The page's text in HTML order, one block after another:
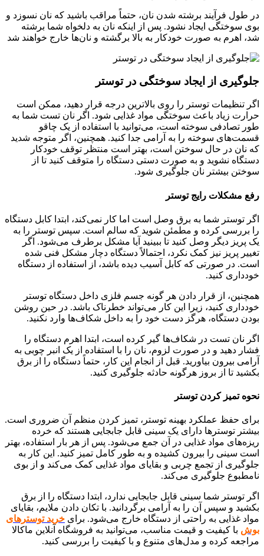
در طول فرآیند برشته شدن نان، حتماً مراقب باشید که نان نسوزد و
بوی سوختگی ایجاد نشود. پس از اینکه نان به دلخواه شما برشته
شد، اهرم به صورت خودکار به بالا برگشته و نان‌ها خارج خواهند شد
جلوگیری از ایجاد سوختگی در توستر
اگر تنظیمات توستر را روی بالاترین درجه قرار دهید، ممکن است
حرارت زیاد باعث سوختگی مواد غذایی شود. اگر نان تست شما به
طور تصادفی سوخته است، می‌توانید با استفاده از یک چاقو
قسمت‌های سوخته را به آرامی جدا کنید. همچنین، اگر متوجه شدید
که نان در حال سوختن است، بهتر است منتظر توقف خودکار
دستگاه نشوید و به صورت دستی دستگاه را متوقف کنید تا از
سوختن بیشتر نان جلوگیری شود.
رفع مشکلات رایج توستر
اگر توستر شما به برق وصل است اما کار نمی‌کند، ابتدا کابل دستگاه
را بررسی کرده و مطمئن شوید که سالم است. سپس توستر را به
یک پریز دیگر وصل کنید تا ببینید آیا مشکل برطرف می‌شود. اگر
تغییر پریز نیز کمک نکرد، احتمالاً دستگاه دچار مشکل فنی شده
است. در صورتی که کابل آسیب دیده باشد، از استفاده از دستگاه
خودداری کنید.
همچنین، از قرار دادن هر گونه جسم فلزی داخل دستگاه توستر
خودداری کنید، زیرا این کار می‌تواند خطرناک باشد. در حین روشن
بودن دستگاه، هرگز دست خود را به داخل شکاف‌ها وارد نکنید.
اگر نان تست در شکاف‌ها گیر کرده است، ابتدا اهرم دستگاه را
فشار دهید و در صورت لزوم، نان را با استفاده از یک انبر چوبی به
آرامی بیرون بیاورید. قبل از انجام این کار، حتماً دستگاه را از برق
بکشید تا از بروز هرگونه حادثه جلوگیری کنید.
نحوه تمیز کردن توستر
برای حفظ عملکرد بهینه توستر، تمیز کردن منظم آن ضروری است.
بیشتر توسترها دارای یک سینی قابل جابجایی هستند که خرده
ریزه‌های مواد غذایی در آن جمع می‌شود. پس از هر بار استفاده، بهتر
است سینی را بیرون کشیده و به طور کامل تمیز کنید. این کار به
جلوگیری از تجمع چربی و بقایای مواد غذایی کمک می‌کند و از بوی
نامطبوع جلوگیری می‌کند.
اگر توستر شما سینی قابل جابجایی ندارد، ابتدا دستگاه را از برق
بکشید و سپس آن را به آرامی برگردانید. با تکان دادن ملایم، بقایای
مواد غذایی به راحتی از دستگاه خارج می‌شود. برای خرید توسترهای
بوش با کیفیت و قیمت مناسب، می‌توانید به فروشگاه آنلاین ماکالا
مراجعه کرده و مدل‌های متنوع و با کیفیت را بررسی کنید.